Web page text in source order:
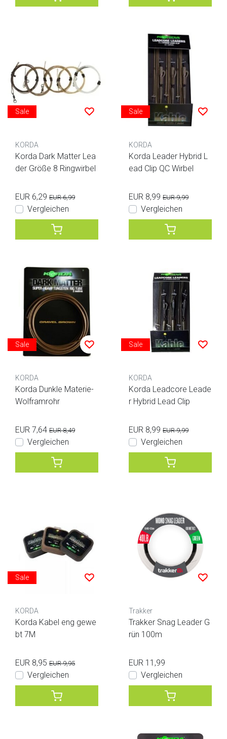
Sale
KORDA
Korda Dark Matter Lea
der Größe 8 Ringwirbel
EUR 6,29 EUR 6,99
Vergleichen
Sale
KORDA
Korda Leader Hybrid L
ead Clip QC Wirbel
EUR 8,99 EUR 9,99
Vergleichen
Sale
KORDA
Korda Dunkle Materie-
Wolframrohr
EUR 7,64 EUR 8,49
Vergleichen
Sale
KORDA
Korda Leadcore Leade
r Hybrid Lead Clip
EUR 8,99 EUR 9,99
Vergleichen
Sale
KORDA
Korda Kabel eng gewe
bt 7M
EUR 8,95 EUR 9,95
Vergleichen
Trakker
Trakker Snag Leader G
rün 100m
EUR 11,99
Vergleichen